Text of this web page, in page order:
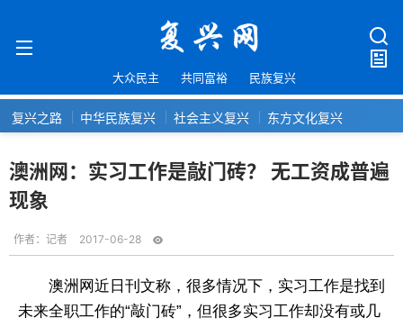
大众民主 共同富裕 民族复兴
复兴之路 中华民族复兴 社会主义复兴 东方文化复兴
澳洲网：实习工作是敲门砖？ 无工资成普遍
现象
作者： 记者 2017-06-28
澳洲网近日刊文称，很多情况下，实习工作是找到
未来全职工作的“敲门砖”，但很多实习工作却没有或几